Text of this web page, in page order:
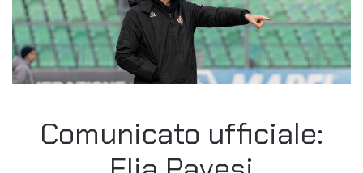
Comunicato ufficiale: